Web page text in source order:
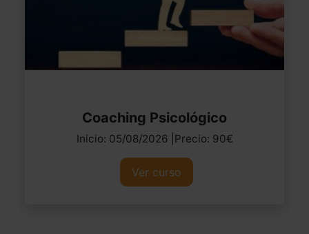
Coaching Psicológico
Inicio: 05/08/2026 |Precio: 90€
Ver curso